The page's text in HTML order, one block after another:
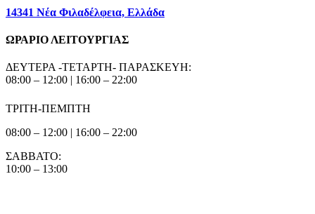
14341 Νέα Φιλαδέλφεια, Ελλάδα
ΩΡΑΡΙΟ ΛΕΙΤΟΥΡΓΙΑΣ
ΔΕΥΤΕΡΑ -ΤΕΤΑΡΤΗ- ΠΑΡΑΣΚΕΥΗ:
08:00 – 12:00 | 16:00 – 22:00
ΤΡΙΤΗ-ΠΕΜΠΤΗ
08:00 – 12:00 | 16:00 – 22:00
ΣΑΒΒΑΤΟ:
10:00 – 13:00